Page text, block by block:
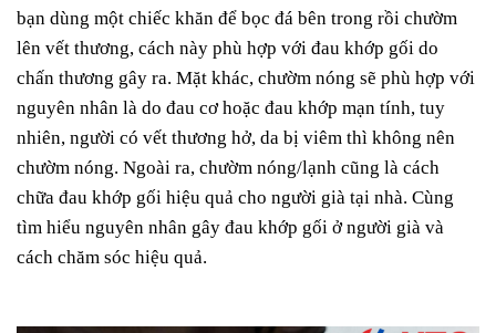
bạn dùng một chiếc khăn để bọc đá bên trong rồi chườm
lên vết thương, cách này phù hợp với đau khớp gối do
chấn thương gây ra. Mặt khác, chườm nóng sẽ phù hợp với
nguyên nhân là do đau cơ hoặc đau khớp mạn tính, tuy
nhiên, người có vết thương hở, da bị viêm thì không nên
chườm nóng. Ngoài ra, chườm nóng/lạnh cũng là cách
chữa đau khớp gối hiệu quả cho người già tại nhà. Cùng
tìm hiểu nguyên nhân gây đau khớp gối ở người già và
cách chăm sóc hiệu quả.